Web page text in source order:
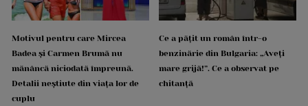
Motivul pentru care Mircea
Badea și Carmen Brumă nu
mănâncă niciodată împreună.
Detalii neștiute din viața lor de
cuplu
Ce a pățit un român într-o
benzinărie din Bulgaria: „Aveți
mare grijă!”. Ce a observat pe
chitanță